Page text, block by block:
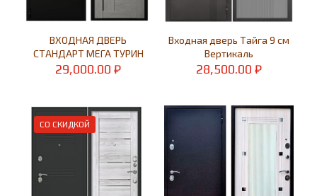
ВХОДНАЯ ДВЕРЬ
СТАНДАРТ МЕГА ТУРИН
29,000.00₽
Входная дверь Тайга 9 см
Вертикаль
28,500.00 ₽
СО СКИДКОЙ